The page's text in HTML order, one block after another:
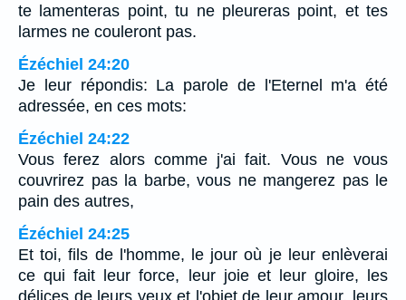
te lamenteras point, tu ne pleureras point, et tes
larmes ne couleront pas.
Ézéchiel 24:20
Je leur répondis: La parole de l'Eternel m'a été
adressée, en ces mots:
Ézéchiel 24:22
Vous ferez alors comme j'ai fait. Vous ne vous
couvrirez pas la barbe, vous ne mangerez pas le
pain des autres,
Ézéchiel 24:25
Et toi, fils de l'homme, le jour où je leur enlèverai
ce qui fait leur force, leur joie et leur gloire, les
délices de leurs yeux et l'objet de leur amour, leurs